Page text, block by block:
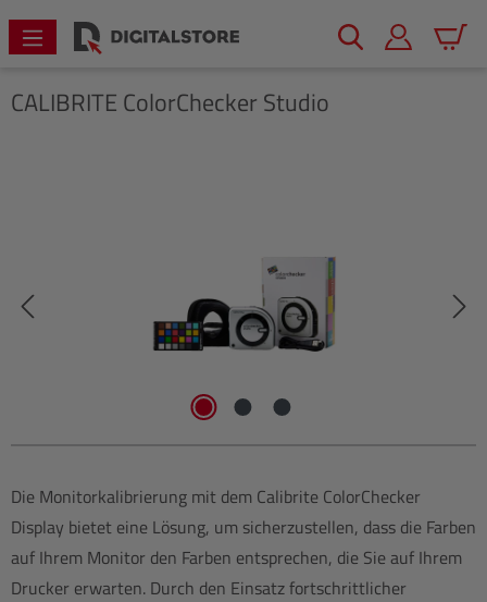
springen
CALIBRITE ColorChecker Studio
Die Monitorkalibrierung mit dem Calibrite ColorChecker
Display bietet eine Lösung, um sicherzustellen, dass die Farben
auf Ihrem Monitor den Farben entsprechen, die Sie auf Ihrem
Drucker erwarten. Durch den Einsatz fortschrittlicher